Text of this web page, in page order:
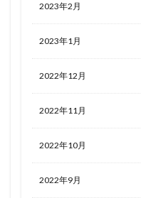
2023年2月
2023年1月
2022年12月
2022年11月
2022年10月
2022年9月